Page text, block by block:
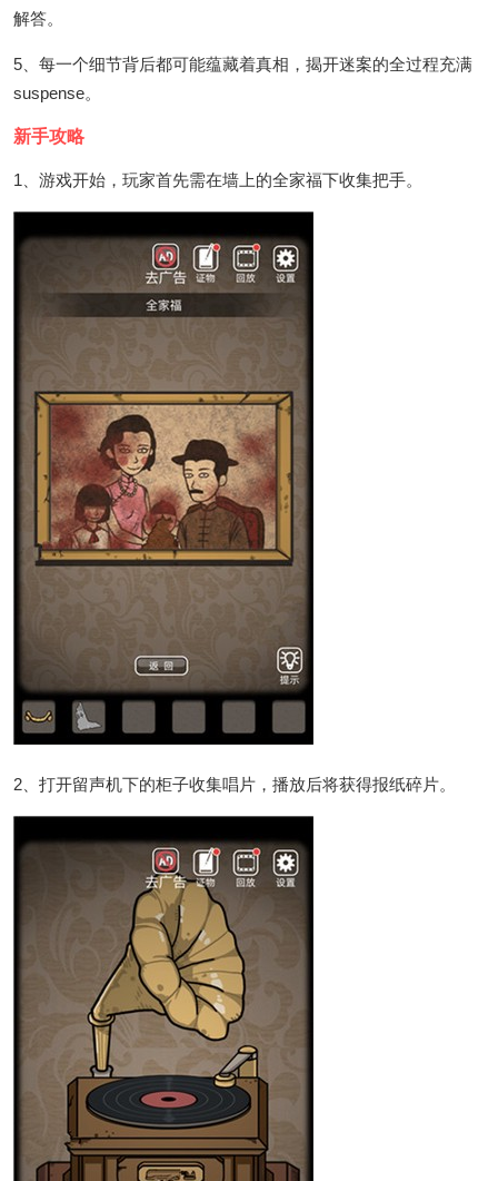
解答。
5、每一个细节背后都可能蕴藏着真相，揭开迷案的全过程充满
suspense。
新手攻略
1、游戏开始，玩家首先需在墙上的全家福下收集把手。
2、打开留声机下的柜子收集唱片，播放后将获得报纸碎片。